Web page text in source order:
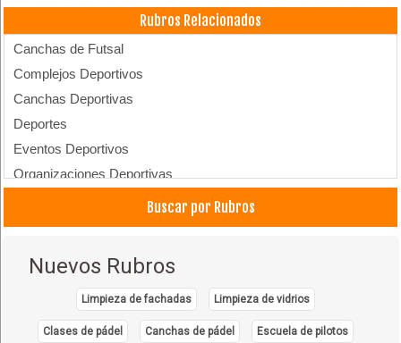
Rubros Relacionados
Canchas de Futsal
Complejos Deportivos
Canchas Deportivas
Deportes
Eventos Deportivos
Organizaciones Deportivas
Buscar por Rubros
Nuevos Rubros
Limpieza de fachadas Limpieza de vidrios
Clases de pádel Canchas de pádel Escuela de pilotos